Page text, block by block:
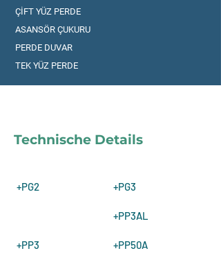
ÇİFT YÜZ PERDE
ASANSÖR ÇUKURU
PERDE DUVAR
TEK YÜZ PERDE
Technische Details
+PG2 +PG3
+PP3
+PP3AL
+PP50A